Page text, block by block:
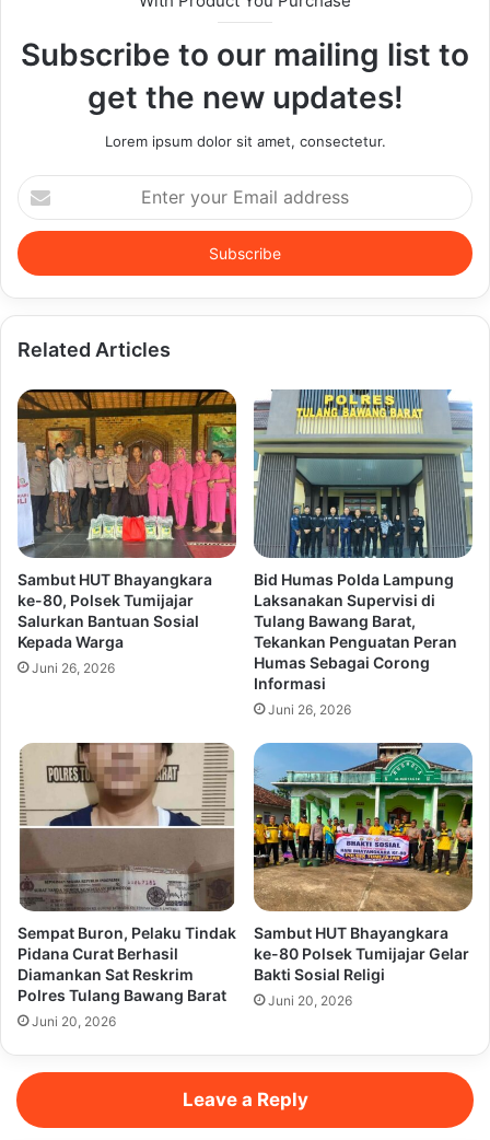
Subscribe to our mailing list to
get the new updates!
Lorem ipsum dolor sit amet, consectetur.
Enter
your
Email
address
Related Articles
Sambut HUT Bhayangkara
ke-80, Polsek Tumijajar
Salurkan Bantuan Sosial
Kepada Warga
Juni 26, 2026
Bid Humas Polda Lampung
Laksanakan Supervisi di
Tulang Bawang Barat,
Tekankan Penguatan Peran
Humas Sebagai Corong
Informasi
Juni 26, 2026
Sempat Buron, Pelaku Tindak
Pidana Curat Berhasil
Diamankan Sat Reskrim
Polres Tulang Bawang Barat
Juni 20, 2026
Sambut HUT Bhayangkara
ke-80 Polsek Tumijajar Gelar
Bakti Sosial Religi
Juni 20, 2026
Leave a Reply